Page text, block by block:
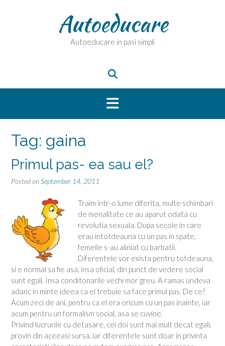
Autoeducare
Autoeducare in pasi simpli
Tag: gaina
Primul pas- ea sau el?
Posted onSeptember 14, 2011
Traim intr-o lume diferita, multe schimbari
de menalitate ce au aparut odata cu
revolutia sexuala. Dupa secole in care
erau intotdeauna cu un pas in spate,
femeile s-au aliniat cu barbatii.
Diferentele vor exista pentru totdeauna,
si e normal sa fie asa, insa oficial, din punct de vedere social
sunt egali. Insa conditonarile vechi mor greu. A ramas undeva
adanc in minte ideea ca el trebuie sa face primul pas. De ce?
Acum zeci de ani, pentru ca el era oricum cu un pas inainte, iar
acum pentru un formalism social, asa se cuvine.
Privind lucrurile cu detasare, cei doi sunt mai mult decat egali,
provin din aceeasi sursa, iar diferentele sunt doar in privinta